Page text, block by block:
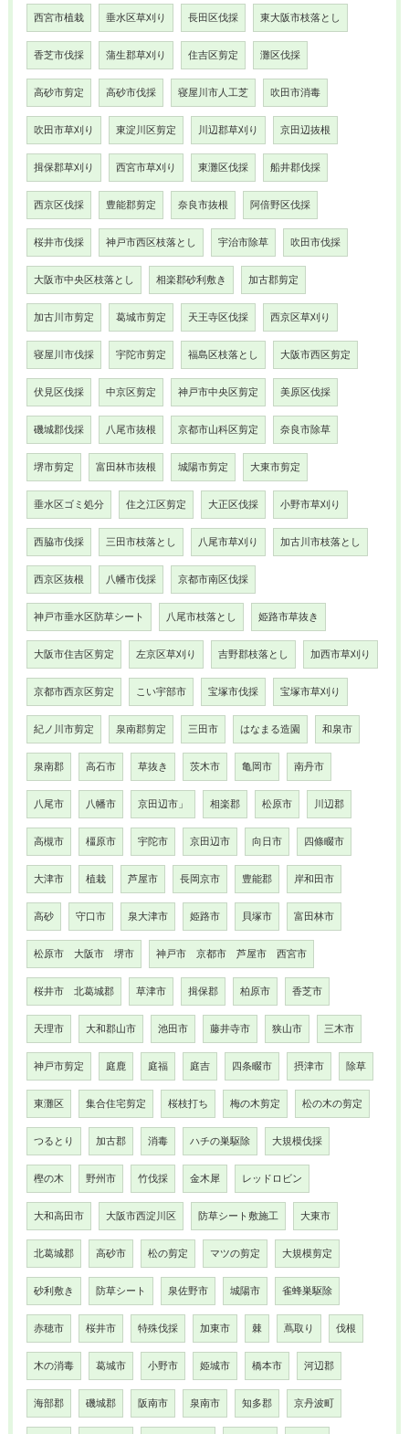
西宮市植栽 垂水区草刈り 長田区伐採 東大阪市枝落とし
香芝市伐採 蒲生郡草刈り 住吉区剪定 灘区伐採
高砂市剪定 高砂市伐採 寝屋川市人工芝 吹田市消毒
吹田市草刈り 東淀川区剪定 川辺郡草刈り 京田辺抜根
揖保郡草刈り 西宮市草刈り 東灘区伐採 船井郡伐採
西京区伐採 豊能郡剪定 奈良市抜根 阿倍野区伐採
桜井市伐採 神戸市西区枝落とし 宇治市除草 吹田市伐採
大阪市中央区枝落とし 相楽郡砂利敷き 加古郡剪定
加古川市剪定 葛城市剪定 天王寺区伐採 西京区草刈り
寝屋川市伐採 宇陀市剪定 福島区枝落とし 大阪市西区剪定
伏見区伐採 中京区剪定 神戸市中央区剪定 美原区伐採
磯城郡伐採 八尾市抜根 京都市山科区剪定 奈良市除草
堺市剪定 富田林市抜根 城陽市剪定 大東市剪定
垂水区ゴミ処分 住之江区剪定 大正区伐採 小野市草刈り
西脇市伐採 三田市枝落とし 八尾市草刈り 加古川市枝落とし
西京区抜根 八幡市伐採 京都市南区伐採
神戸市垂水区防草シート 八尾市枝落とし 姫路市草抜き
大阪市住吉区剪定 左京区草刈り 吉野郡枝落とし 加西市草刈り
京都市西京区剪定 こい宇部市 宝塚市伐採 宝塚市草刈り
紀ノ川市剪定 泉南郡剪定 三田市 はなまる造園 和泉市
泉南郡 高石市 草抜き 茨木市 亀岡市 南丹市
八尾市 八幡市 京田辺市」 相楽郡 松原市 川辺郡
高槻市 橿原市 宇陀市 京田辺市 向日市 四條畷市
大津市 植栽 芦屋市 長岡京市 豊能郡 岸和田市
高砂 守口市 泉大津市 姫路市 貝塚市 富田林市
松原市 大阪市 堺市 神戸市 京都市 芦屋市 西宮市
桜井市 北葛城郡 草津市 揖保郡 柏原市 香芝市
天理市 大和郡山市 池田市 藤井寺市 狭山市 三木市
神戸市剪定 庭鹿 庭福 庭吉 四条畷市 摂津市 除草
東灘区 集合住宅剪定 桜枝打ち 梅の木剪定 松の木の剪定
つるとり 加古郡 消毒 ハチの巣駆除 大規模伐採
樫の木 野州市 竹伐採 金木犀 レッドロビン
大和高田市 大阪市西淀川区 防草シート敷施工 大東市
北葛城郡 高砂市 松の剪定 マツの剪定 大規模剪定
砂利敷き 防草シート 泉佐野市 城陽市 雀蜂巣駆除
赤穂市 桜井市 特殊伐採 加東市 棘 蔦取り 伐根
木の消毒 葛城市 小野市 姫城市 橋本市 河辺郡
海部郡 磯城郡 阪南市 泉南市 知多郡 京丹波町